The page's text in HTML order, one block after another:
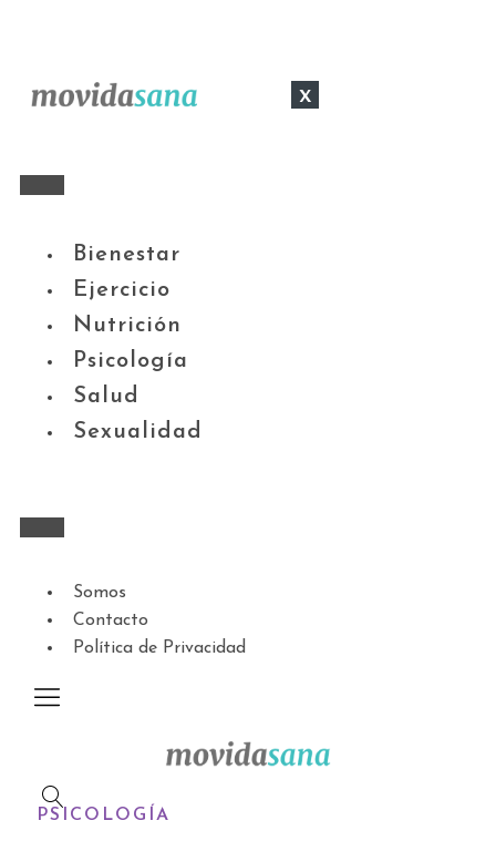
x
Bienestar
Ejercicio
Nutrición
Psicología
Salud
Sexualidad
Somos
Contacto
Política de Privacidad
PSICOLOGÍA